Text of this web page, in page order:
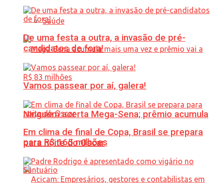
Saúde
Ninguém acerta Mega-Sena; prêmio acumula
para R$ 165 milhões
De uma festa a outra, a invasão de pré-
candidatos de fora!
Vamos passear por aí, galera!
Em clima de final de Copa, Brasil se prepara
para noite do Oscar